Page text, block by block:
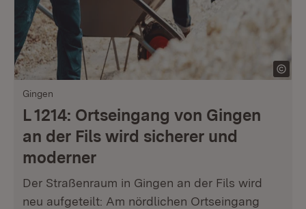
Gingen
L 1214: Ortseingang von Gingen
an der Fils wird sicherer und
moderner
Der Straßenraum in Gingen an der Fils wird
neu aufgeteilt: Am nördlichen Ortseingang